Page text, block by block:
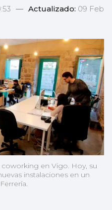
— Actualizado: 09 Feb
en Vigo. Hoy, su
instalaciones en un